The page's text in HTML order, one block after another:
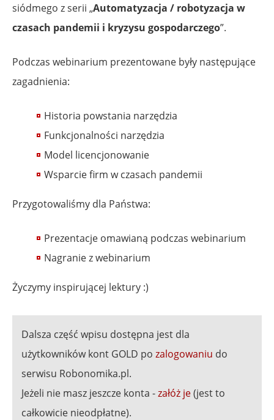
siódmego z serii „Automatyzacja / robotyzacja w
czasach pandemii i kryzysu gospodarczego”.
Podczas webinarium prezentowane były następujące
zagadnienia:
Historia powstania narzędzia
Funkcjonalności narzędzia
Model licencjonowanie
Wsparcie firm w czasach pandemii
Przygotowaliśmy dla Państwa:
Prezentacje omawianą podczas webinarium
Nagranie z webinarium
Życzymy inspirującej lektury :)
Dalsza część wpisu dostępna jest dla
użytkowników kont GOLD po zalogowaniu do
serwisu Robonomika.pl.
Jeżeli nie masz jeszcze konta -załóż je(jest to
całkowicie nieodpłatne).